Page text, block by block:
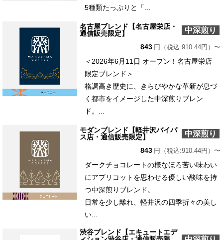
5種類たっぷりと「...
名古屋ブレンド【名古屋栄店・
通信販売限定】
中深煎り
843 円（税込:910.44円）〜
＜2026年6月11日 オープン！名古屋栄店
限定ブレンド＞
格調高き歴史に、きらびやかな革新が息づ
く都市をイメージした中深煎りブレン
ド。...
モダンブレンド【軽井沢バイパ
ス店・通信販売限定】
中深煎り
843 円（税込:910.44円）〜
ダークチョコレートの様なほろ苦い味わい
にアプリコットを思わせる優しい酸味を持
つ中深煎りブレンド。
日常を少し離れ、軽井沢の四季折々の美し
い...
渋谷ブレンド【エキュートエデ